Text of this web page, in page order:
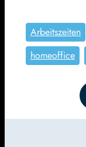
Arbeitszeiten
homeoffice